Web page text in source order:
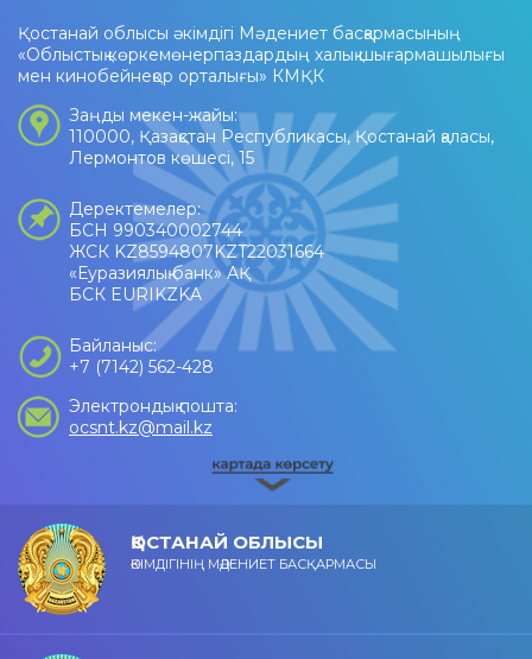
Қостанай облысы әкімдігі Мәдениет басқармасының
«Облыстық көркемөнерпаздардың халық шығармашылығы
мен кинобейнеқор орталығы» КМҚК
Заңды мекен-жайы:
110000, Қазақстан Республикасы, Қостанай қаласы,
Лермонтов көшесі, 15
Деректемелер:
БСН 990340002744
ЖСК KZ8594807KZT22031664
«Еуразиялық банк» АҚ
БСК EURIKZKA
Байланыс:
+7 (7142) 562-428
Электрондық пошта:
ocsnt.kz@mail.kz
ҚОСТАНАЙ ОБЛЫСЫ
ӘКІМДІГІНІҢ МӘДЕНИЕТ БАСҚАРМАСЫ